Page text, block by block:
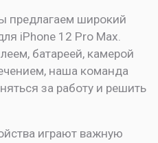
предлагаем широкий
iPhone 12 Pro Max.
батареей, камерой
наша команда
за работу и решить
играют важную